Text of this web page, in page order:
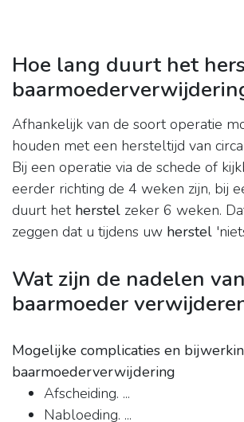
Hoe lang duurt het
Afhankelijk van de soort operatie
houden met een hersteltijd van
Bij een operatie via de schede of
eerder richting de 4 weken zijn, bij
duurt het herstel zeker 6 weken.
zeggen dat u tijdens uw herstel
Wat zijn de nadelen van
baarmoeder
Mogelijke complicaties en
baarmoederverwijdering
Afscheiding. ...
Nabloeding. ...